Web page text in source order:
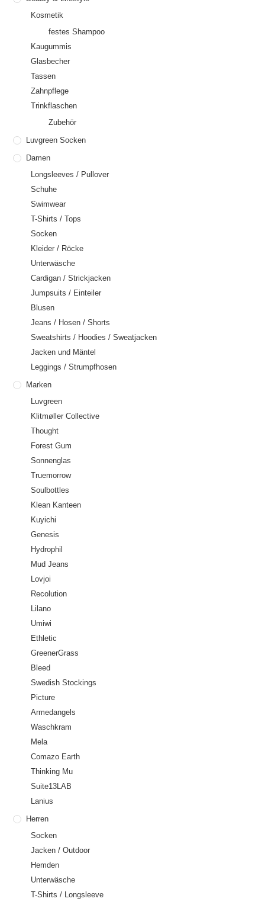
Kosmetik
festes Shampoo
Kaugummis
Glasbecher
Tassen
Zahnpflege
Trinkflaschen
Zubehör
Luvgreen Socken
Damen
Longsleeves / Pullover
Schuhe
Swimwear
T-Shirts / Tops
Socken
Kleider / Röcke
Unterwäsche
Cardigan / Strickjacken
Jumpsuits / Einteiler
Blusen
Jeans / Hosen / Shorts
Sweatshirts / Hoodies / Sweatjacken
Jacken und Mäntel
Leggings / Strumpfhosen
Marken
Luvgreen
Klitmøller Collective
Thought
Forest Gum
Sonnenglas
Truemorrow
Soulbottles
Klean Kanteen
Kuyichi
Genesis
Hydrophil
Mud Jeans
Lovjoi
Recolution
Lilano
Umiwi
Ethletic
GreenerGrass
Bleed
Swedish Stockings
Picture
Armedangels
Waschkram
Mela
Comazo Earth
Thinking Mu
Suite13LAB
Lanius
Herren
Socken
Jacken / Outdoor
Hemden
Unterwäsche
T-Shirts / Longsleeve